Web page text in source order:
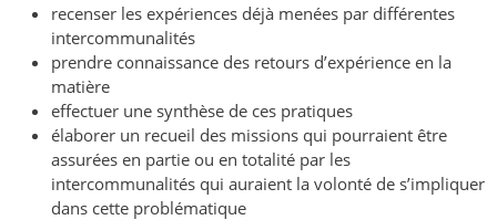
recenser les expériences déjà menées par différentes
intercommunalités
prendre connaissance des retours d’expérience en la
matière
effectuer une synthèse de ces pratiques
élaborer un recueil des missions qui pourraient être
assurées en partie ou en totalité par les
intercommunalités qui auraient la volonté de s’impliquer
dans cette problématique